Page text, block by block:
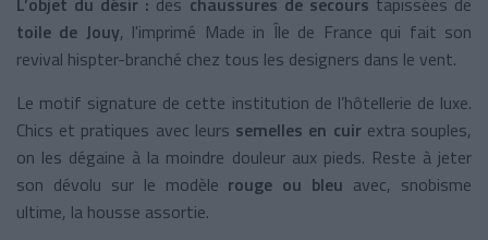
toile de Jouy, l'imprimé Made in Île de France qui fait son
revival hispter-branché chez tous les designers dans le vent.
Le motif signature de cette institution de l’hôtellerie de luxe.
Chics et pratiques avec leurs semelles en cuirextra souples,
on les dégaine à la moindre douleur aux pieds. Reste à jeter
son dévolu sur le modèle rouge ou bleu avec, snobisme
ultime, la housse assortie.